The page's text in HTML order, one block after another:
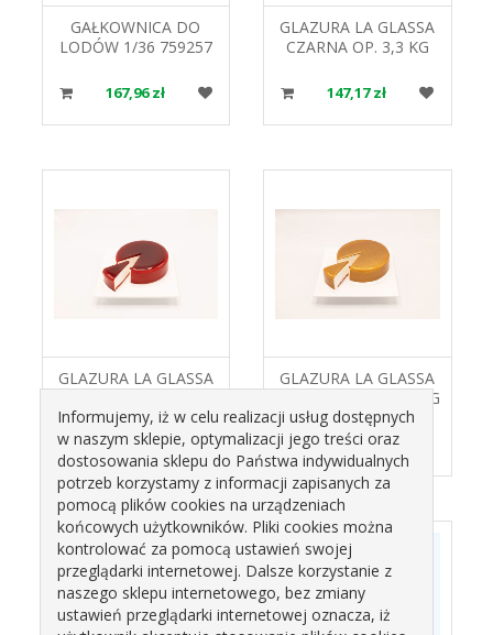
GAŁKOWNICA DO
LODÓW 1/36 759257
167,96 zł
GLAZURA LA GLASSA
CZARNA OP. 3,3 KG
147,17 zł
GLAZURA LA GLASSA
TRUSKAWKOWA OP.
3,3 KG COMPRITAL
209,29 zł
GLAZURA LA GLASSA
ORO ZŁOTA OP. 3,3KG
COMPRITAL
192,70 zł
Informujemy, iż w celu realizacji usług dostępnych
w naszym sklepie, optymalizacji jego treści oraz
dostosowania sklepu do Państwa indywidualnych
potrzeb korzystamy z informacji zapisanych za
pomocą plików cookies na urządzeniach
końcowych użytkowników. Pliki cookies można
kontrolować za pomocą ustawień swojej
przeglądarki internetowej. Dalsze korzystanie z
naszego sklepu internetowego, bez zmiany
ustawień przeglądarki internetowej oznacza, iż